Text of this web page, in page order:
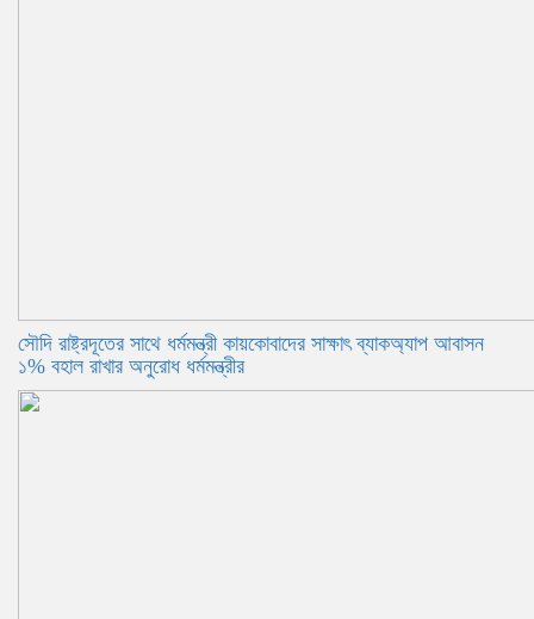
সৌদি রাষ্ট্রদূতের সাথে ধর্মমন্ত্রী কায়কোবাদের সাক্ষাৎ ব্যাকঅ্যাপ আবাসন
১% বহাল রাখার অনুরোধ ধর্মমন্ত্রীর